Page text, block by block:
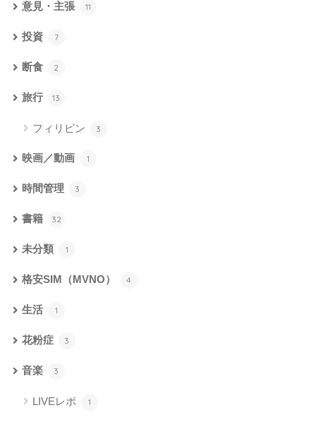
意見・主張 11
投資 7
断食 2
旅行 13
フィリピン 3
映画／動画 1
時間管理 3
書籍 32
未分類 1
格安SIM（MVNO） 4
生活 1
花粉症 3
音楽 3
LIVEレポ 1